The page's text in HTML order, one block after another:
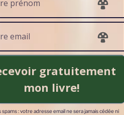
gratuitement
mon livre!
spams : votre adresse email ne sera jamais cédée ni